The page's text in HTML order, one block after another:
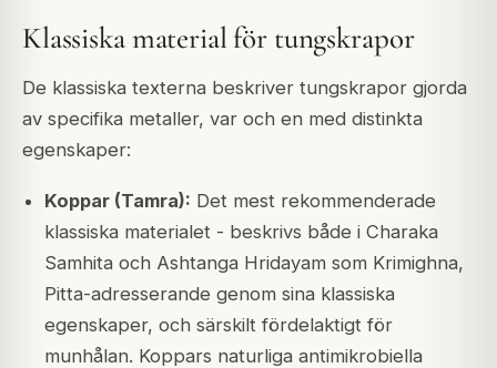
Klassiska material för tungskrapor
De klassiska texterna beskriver tungskrapor gjorda
av specifika metaller, var och en med distinkta
egenskaper:
Koppar (Tamra): Det mest rekommenderade
klassiska materialet - beskrivs både i Charaka
Samhita och Ashtanga Hridayam som Krimighna,
Pitta-adresserande genom sina klassiska
egenskaper, och särskilt fördelaktigt för
munhålan. Koppars naturliga antimikrobiella